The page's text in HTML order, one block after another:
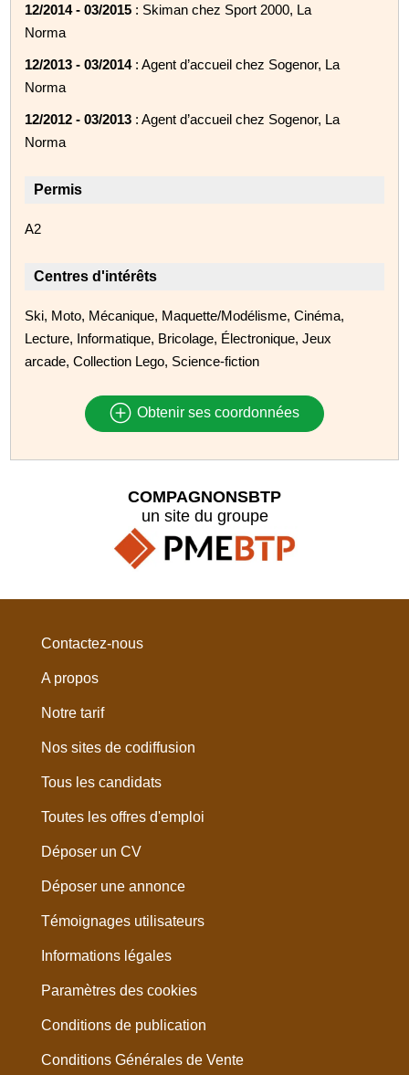
12/2014 - 03/2015 : Skiman chez Sport 2000, La
Norma
12/2013 - 03/2014: Agent d’accueil chez Sogenor, La
Norma
12/2012 - 03/2013 : Agent d’accueil chez Sogenor, La
Norma
Permis
A2
Centres d'intérêts
Ski, Moto, Mécanique, Maquette/Modélisme, Cinéma,
Lecture, Informatique, Bricolage, Électronique, Jeux
arcade, Collection Lego, Science-fiction
Obtenir ses coordonnées
COMPAGNONSBTP
un site du groupe
Contactez-nous
A propos
Notre tarif
Nos sites de codiffusion
Tous les candidats
Toutes les offres d'emploi
Déposer un CV
Déposer une annonce
Témoignages utilisateurs
Informations légales
Paramètres des cookies
Conditions de publication
Conditions Générales de Vente